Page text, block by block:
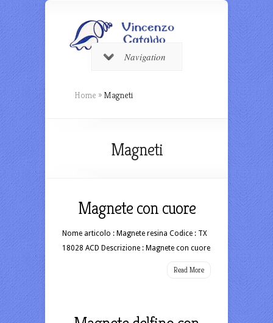
Navigation
Home » Magneti
Magneti
Magnete con cuore
Nome articolo : Magnete resina Codice : TX
18028 ACD Descrizione : Magnete con cuore
Read More